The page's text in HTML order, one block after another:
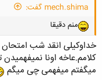
mech.shima گفت:
منم دقیقا
خداوکیلی انقد شب
کلامم.عاخه اونا
میگفتم میفهمی چی میگم